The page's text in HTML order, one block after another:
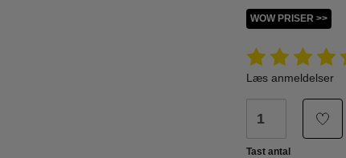
WOW PRISER >>
Læs anmeldelser
Tast antal